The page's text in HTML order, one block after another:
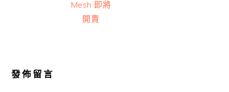
Mesh 即將
開賣
發佈留言